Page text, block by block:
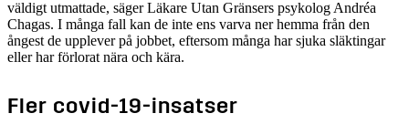
väldigt utmattade, säger Läkare Utan Gränsers psykolog Andréa
Chagas. I många fall kan de inte ens varva ner hemma från den
ångest de upplever på jobbet, eftersom många har sjuka släktingar
eller har förlorat nära och kära.
Fler covid-19-insatser